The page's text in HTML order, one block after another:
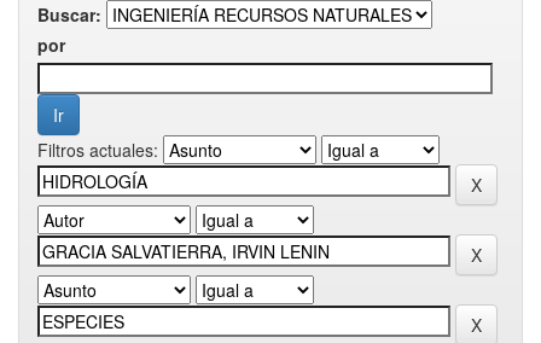
Buscar:
por
Filtros actuales: